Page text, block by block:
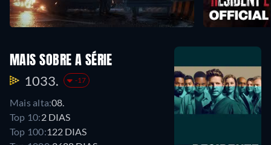
MAIS SOBRE A SÉRIE
1033. -17
Mais alta:08.
Top 10:2 DIAS
Top 100:122 DIAS